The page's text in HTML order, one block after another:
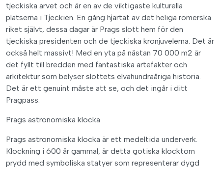
tjeckiska arvet och är en av de viktigaste kulturella
platserna i Tjeckien. En gång hjärtat av det heliga romerska
riket självt, dessa dagar är Prags slott hem för den
tjeckiska presidenten och de tjeckiska kronjuvelerna. Det är
också helt massivt! Med en yta på nästan 70 000 m2 är
det fyllt till bredden med fantastiska artefakter och
arkitektur som belyser slottets elvahundraåriga historia.
Det är ett genuint måste att se, och det ingår i ditt
Pragpass.
Prags astronomiska klocka
Prags astronomiska klocka är ett medeltida underverk.
Klockning i 600 år gammal, är detta gotiska klocktorn
prydd med symboliska statyer som representerar dygd